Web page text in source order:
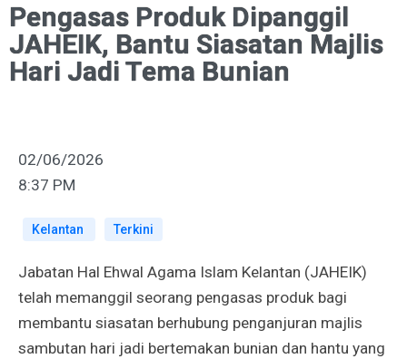
Pengasas Produk Dipanggil
JAHEIK, Bantu Siasatan Majlis
Hari Jadi Tema Bunian
02/06/2026
8:37 PM
Kelantan Terkini
Jabatan Hal Ehwal Agama Islam Kelantan (JAHEIK)
telah memanggil seorang pengasas produk bagi
membantu siasatan berhubung penganjuran majlis
sambutan hari jadi bertemakan bunian dan hantu yang